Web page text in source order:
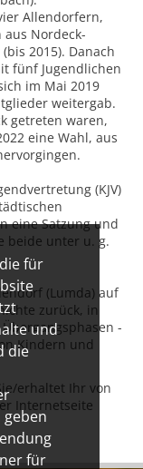
für
und
die
für
Allendorfern,
Nordeck-
2015). Danach
fünf Jugendlichen
im Mai 2019
weitergab.
getreten waren,
eine Wahl, aus
(KJV)
eine Satzung und
beide unter u. g.
(Lumda) auf
zurück, in
-
Kindern und
erhaltet Ihr von
Internetseite